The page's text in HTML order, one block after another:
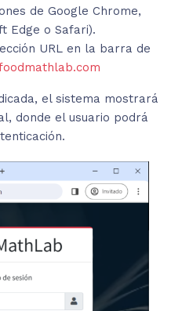
de Google Chrome,
Edge o Safari).
URL en la barra de
el sistema mostrará
donde el usuario podrá